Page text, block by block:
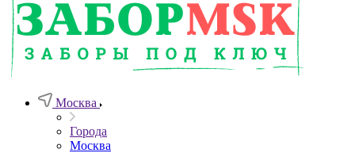
Москва
Города
Москва